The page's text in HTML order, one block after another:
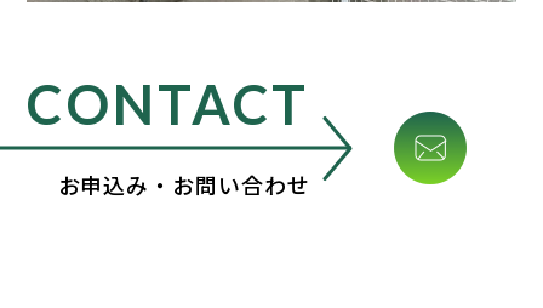
CONTACT
お申込み・お問い合わせ